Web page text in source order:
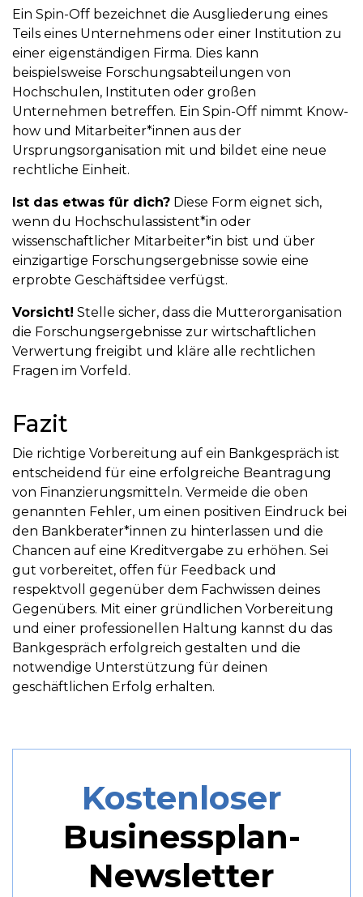
Ein Spin-Off bezeichnet die Ausgliederung eines
Teils eines Unternehmens oder einer Institution zu
einer eigenständigen Firma. Dies kann
beispielsweise Forschungsabteilungen von
Hochschulen, Instituten oder großen
Unternehmen betreffen. Ein Spin-Off nimmt Know-
how und Mitarbeiter*innen aus der
Ursprungsorganisation mit und bildet eine neue
rechtliche Einheit.
Ist das etwas für dich? Diese Form eignet sich,
wenn du Hochschulassistent*in oder
wissenschaftlicher Mitarbeiter*in bist und über
einzigartige Forschungsergebnisse sowie eine
erprobte Geschäftsidee verfügst.
Vorsicht! Stelle sicher, dass die Mutterorganisation
die Forschungsergebnisse zur wirtschaftlichen
Verwertung freigibt und kläre alle rechtlichen
Fragen im Vorfeld.
Fazit
Die richtige Vorbereitung auf ein Bankgespräch ist
entscheidend für eine erfolgreiche Beantragung
von Finanzierungsmitteln. Vermeide die oben
genannten Fehler, um einen positiven Eindruck bei
den Bankberater*innen zu hinterlassen und die
Chancen auf eine Kreditvergabe zu erhöhen. Sei
gut vorbereitet, offen für Feedback und
respektvoll gegenüber dem Fachwissen deines
Gegenübers. Mit einer gründlichen Vorbereitung
und einer professionellen Haltung kannst du das
Bankgespräch erfolgreich gestalten und die
notwendige Unterstützung für deinen
geschäftlichen Erfolg erhalten.
Kostenloser
Businessplan-
Newsletter